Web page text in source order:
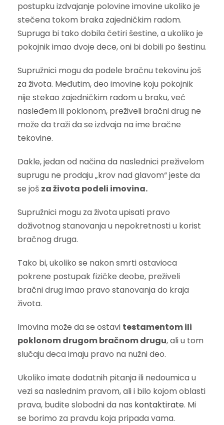
postupku izdvajanje polovine imovine ukoliko je
stečena tokom braka zajedničkim radom.
Supruga bi tako dobila četiri šestine, a ukoliko je
pokojnik imao dvoje dece, oni bi dobili po šestinu.
Supružnici mogu da podele bračnu tekovinu još
za života. Međutim, deo imovine koju pokojnik
nije stekao zajedničkim radom u braku, već
nasleđem ili poklonom, preživeli bračni drug ne
može da traži da se izdvaja na ime bračne
tekovine.
Dakle, jedan od načina da naslednici preživelom
suprugu ne prodaju „krov nad glavom“ jeste da
se još za života podeli imovina.
Supružnici mogu za života upisati pravo
doživotnog stanovanja u nepokretnosti u korist
bračnog druga.
Tako bi, ukoliko se nakon smrti ostavioca
pokrene postupak fizičke deobe, preživeli
bračni drug imao pravo stanovanja do kraja
života.
Imovina može da se ostavi testamentom ili
poklonom drugom bračnom drugu, ali u tom
slučaju deca imaju pravo na nužni deo.
Ukoliko imate dodatnih pitanja ili nedoumica u
vezi sa naslednim pravom, ali i bilo kojom oblasti
prava, budite slobodni da nas kontaktirate. Mi
se borimo za pravdu koja pripada vama.